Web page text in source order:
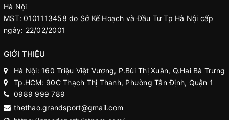
Hà Nội
MST: 0101113458 do Sở Kế Hoạch và Đầu Tư Tp Hà Nội cấp
ngày: 22/02/2001
GIỚI THIỆU
Hà Nội: 160 Triệu Việt Vương, P.Bùi Thị Xuân, Q.Hai Bà Trưng
Tp.HCM: 90C Thạch Thị Thanh, Phường Tân Định, Quận 1
0989 999 789
thethao.grandsport@gmail.com